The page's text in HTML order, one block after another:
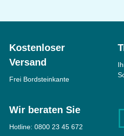
Kostenloser
Versand
Frei Bordsteinkante
Wir beraten Sie
Hotline: 0800 23 45 672